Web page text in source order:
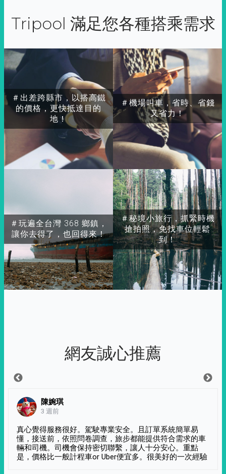
Tripool 滿足您各種搭乘需求
＃出差跨縣市，以搭高鐵
的價格，更快抵達目的
地！
＃玩遍全台灣 368 鄉鎮，
讓你去得了，也回得來！
＃秘境小旅行，抓緊時機
搶拍照，免找車位輕鬆
到！
＃機場叫車，省時、省錢
又省力！
網友誠心推薦
陳婉琪
3 週前
真心覺得服務很好。駕駛專業安全。且訂單系統簡單易
懂，接送前，依照問卷調查，旅步都能提供符合需求的車
輛和司機。司機會保持密切聯繫，讓人十分安心。重點
是，價格比一般計程車or Uber便宜多。很美好的一次經驗